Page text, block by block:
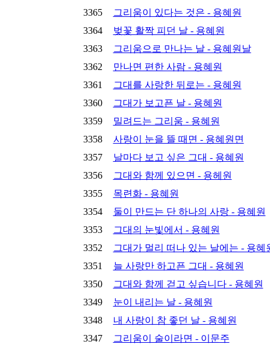
3365
그리움이 있다는 것은 - 용혜원
3364
벚꽃 활짝 피던 날 - 용혜원
3363
그리움으로 만나는 날 - 용혜원날
3362
만나면 편한 사람 - 용혜원
3361
그대를 사랑한 뒤로는 - 용혜원
3360
그대가 보고픈 날 - 용혜원
3359
밀려드는 그리움 - 용혜원
3358
사랑이 눈을 뜰 때면 - 용혜원면
3357
날마다 보고 싶은 그대 - 용혜원
3356
그대와 함께 있으면 - 용헤원
3355
목련화 - 용혜원
3354
둘이 만드는 단 하나의 사랑 - 용혜원
3353
그대의 눈빛에서 - 용혜원
3352
그대가 멀리 떠나 있는 날에는 - 용혜
3351
늘 사랑만 하고픈 그대 - 용혜원
3350
그대와 함께 걷고 싶습니다 - 용혜원
3349
눈이 내리는 날 - 용혜원
3348
내 사랑이 참 좋던 날 - 용혜원
3347
그리움이 술이라면 - 이문주